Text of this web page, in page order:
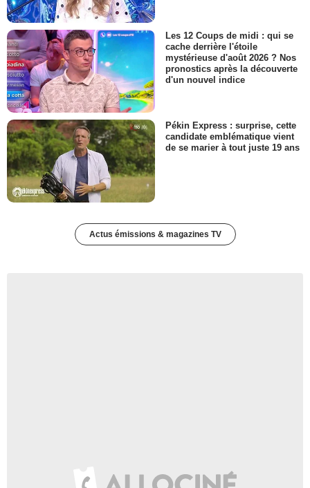
Les 12 Coups de midi : qui se
cache derrière l'étoile
mystérieuse d'août 2026 ? Nos
pronostics après la découverte
d'un nouvel indice
Pékin Express : surprise, cette
candidate emblématique vient
de se marier à tout juste 19 ans
Actus émissions & magazines TV